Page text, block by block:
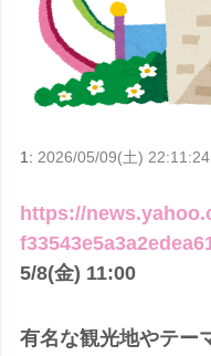
1: 2026/05/09(土)
https://
5/8(金) 11:00
有名な観光地やテー